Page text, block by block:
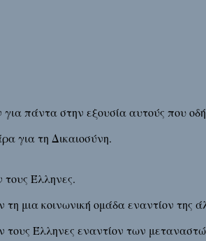
πάντα στην εξουσία αυτούς που
για τη Δικαιοσύνη.
Έλληνες.
μια κοινωνική ομάδα εναντίον της
Έλληνες εναντίον των